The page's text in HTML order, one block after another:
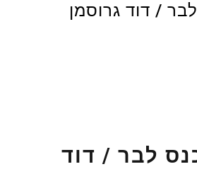
/ דוד גרוסמן
לבר / דוד